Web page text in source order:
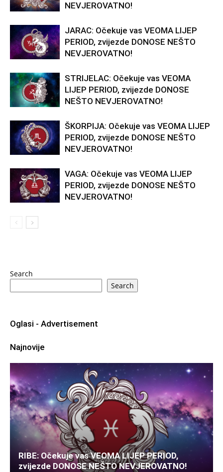
NEVJEROVATNO!
JARAC: Očekuje vas VEOMA LIJEP
PERIOD, zvijezde DONOSE NEŠTO
NEVJEROVATNO!
STRIJELAC: Očekuje vas VEOMA
LIJEP PERIOD, zvijezde DONOSE
NEŠTO NEVJEROVATNO!
ŠKORPIJA: Očekuje vas VEOMA LIJEP
PERIOD, zvijezde DONOSE NEŠTO
NEVJEROVATNO!
VAGA: Očekuje vas VEOMA LIJEP
PERIOD, zvijezde DONOSE NEŠTO
NEVJEROVATNO!
Search
Search
Oglasi - Advertisement
Najnovije
RIBE: Očekuje vas VEOMA LIJEP PERIOD,
zvijezde DONOSE NEŠTO NEVJEROVATNO!